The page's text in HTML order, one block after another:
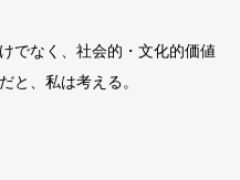
でなく、社会的・文化的価値
と、私は考える。